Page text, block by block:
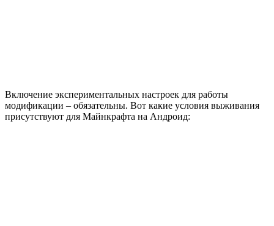
Включение экспериментальных настроек для работы
модификации – обязательны. Вот какие условия выживания
присутствуют для Майнкрафта на Андроид: